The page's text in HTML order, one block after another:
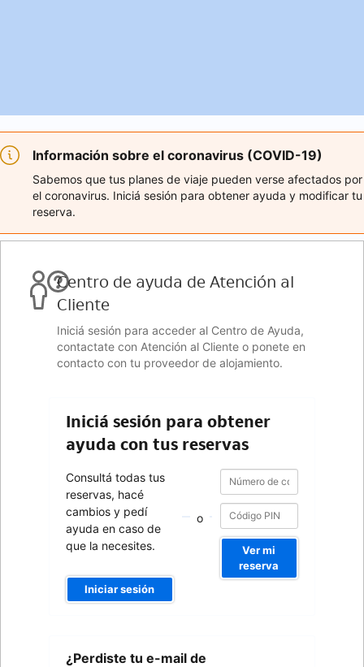
Información sobre el coronavirus (COVID-19)
Sabemos que tus planes de viaje pueden verse afectados por
el coronavirus. Iniciá sesión para obtener ayuda y modificar tu
reserva.
Centro de ayuda de Atención al
Cliente
Iniciá sesión para acceder al Centro de Ayuda,
contactate con Atención al Cliente o ponete en
contacto con tu proveedor de alojamiento.
Iniciá sesión para obtener
ayuda con tus reservas
Consultá todas tus
reservas, hacé
cambios y pedí
ayuda en caso de
que la necesites.
Iniciar sesión
o
Número
de
confirmación
Número
confirmación
Ver mi
reserva
¿Perdiste tu e-mail de
dirección